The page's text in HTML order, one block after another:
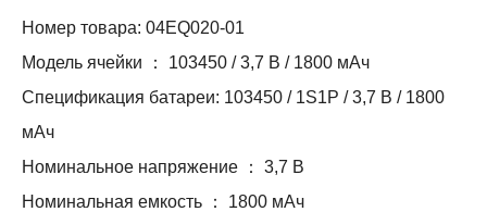
Номер товара: 04EQ020-01
Модель ячейки ： 103450 / 3,7 В / 1800 мАч
Спецификация батареи: 103450 / 1S1P / 3,7 В / 1800
мАч
Номинальное напряжение ： 3,7 В
Номинальная емкость ： 1800 мАч